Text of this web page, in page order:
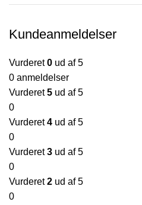
Kundeanmeldelser
Vurderet0 ud af 5
0 anmeldelser
Vurderet5 ud af 5
0
Vurderet4 ud af 5
0
Vurderet3 ud af 5
0
Vurderet2 ud af 5
0